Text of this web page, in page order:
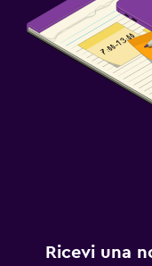
Ricevi una